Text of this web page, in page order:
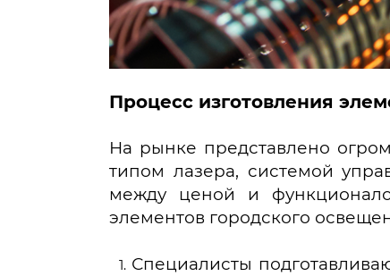
Процесс изготовления
На рынке представлено
типом лазера, системой
между ценой и
элементов городского
Специалисты